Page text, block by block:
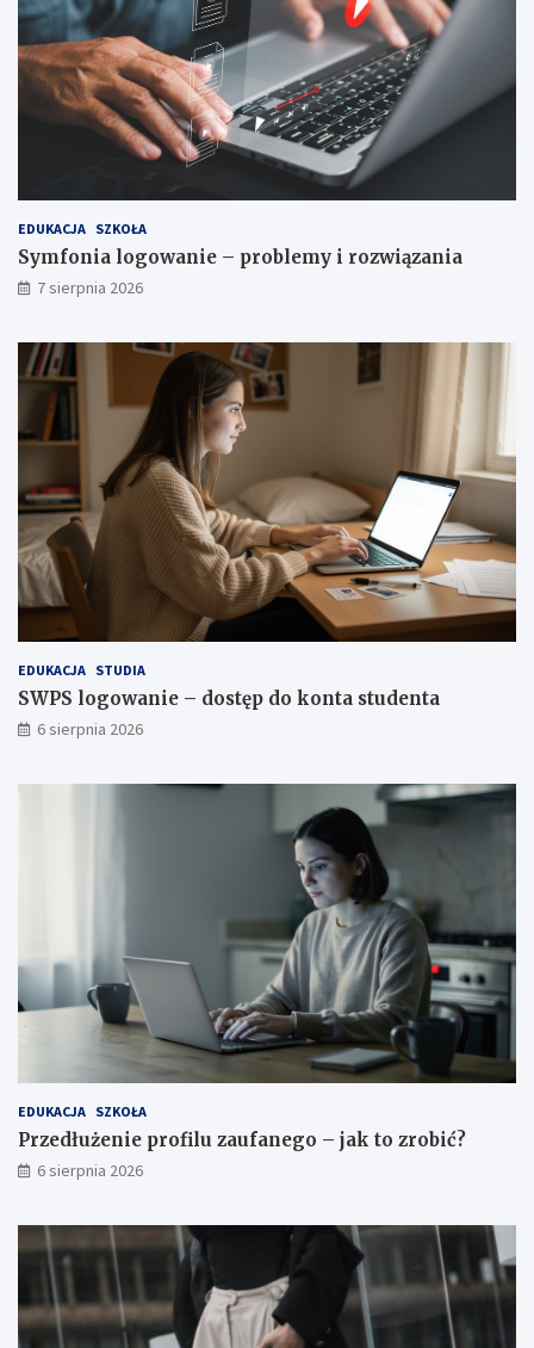
EDUKACJA SZKOŁA
Symfonia logowanie – problemy i rozwiązania
7 sierpnia 2026
EDUKACJA STUDIA
SWPS logowanie – dostęp do konta studenta
6 sierpnia 2026
EDUKACJA SZKOŁA
Przedłużenie profilu zaufanego – jak to zrobić?
6 sierpnia 2026